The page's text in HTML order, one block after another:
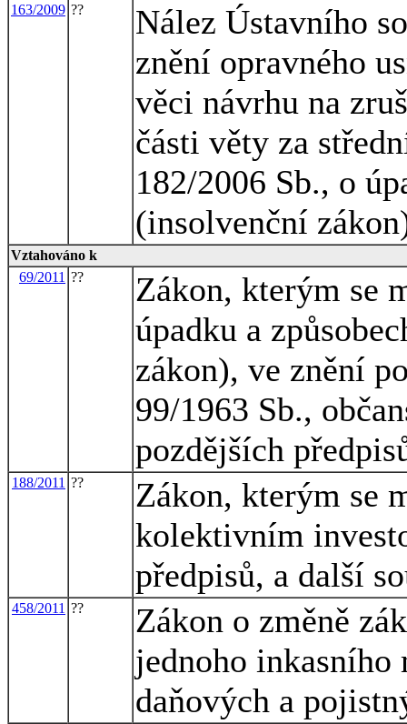
163/2009 ??
Nález Ústavního
znění opravného
věci návrhu na
části věty za
182/2006 Sb., o
(insolvenční
Vztahováno k
69/2011 ??
Zákon, kterým se
úpadku a
zákon), ve znění
99/1963 Sb.,
pozdějších
188/2011 ??
Zákon, kterým se
kolektivním
předpisů, a další
458/2011 ??
Zákon o změně
jednoho inkasního
daňových a